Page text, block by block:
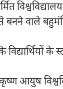
वाले
आयुष